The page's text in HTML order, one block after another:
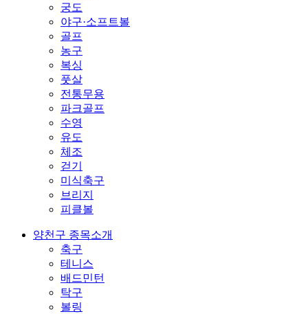
궁도
야구·소프트볼
골프
농구
복싱
풋살
전통무용
파크골프
수영
유도
체조
걷기
미식축구
브리지
피클볼
양천구 종목소개
축구
테니스
배드민턴
탁구
볼링